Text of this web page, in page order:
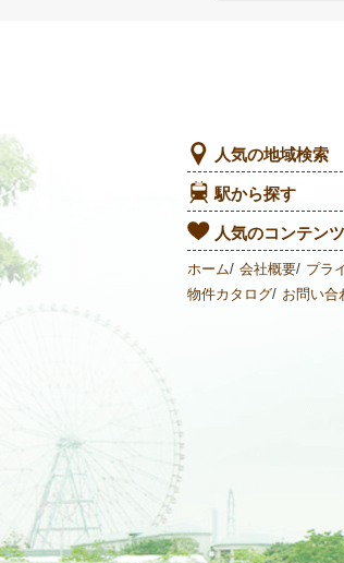
人気の地域検索
駅から探す
人気のコンテンツ
ホーム 会社概要 プラ
物件カタログ
お問い合